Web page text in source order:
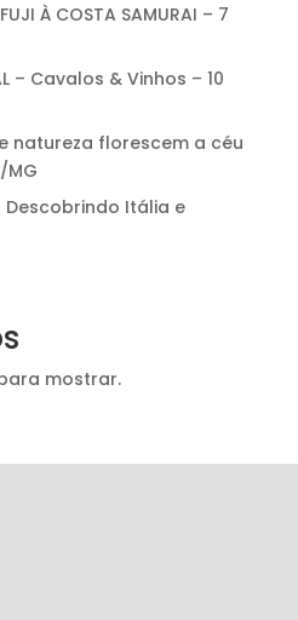
À COSTA SAMURAI – 7
– Cavalos & Vinhos – 10
natureza florescem a céu
Descobrindo Itália e
mostrar.